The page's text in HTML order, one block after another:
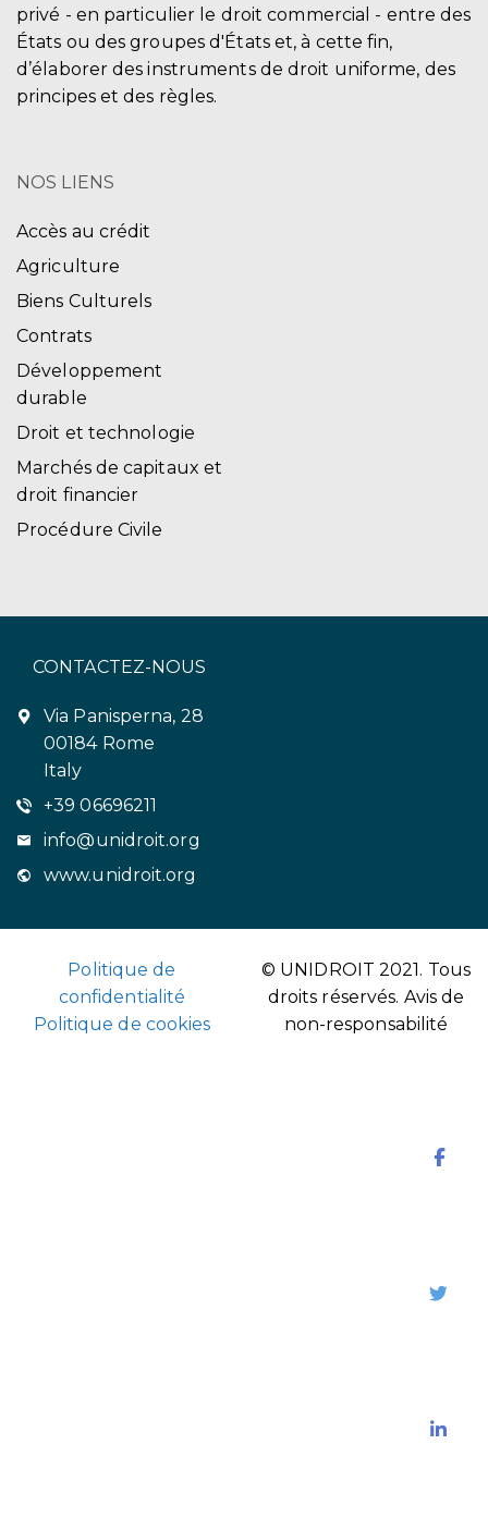
privé - en particulier le droit commercial - entre des
États ou des groupes d'États et, à cette fin,
d’élaborer des instruments de droit uniforme, des
principes et des règles.
NOS LIENS
Accès au crédit
Agriculture
Biens Culturels
Contrats
Développement
durable
Droit et technologie
Marchés de capitaux et
droit financier
Procédure Civile
CONTACTEZ-NOUS
Via Panisperna, 28
00184 Rome
Italy
+39 06696211
info@unidroit.org
www.unidroit.org
Politique de
confidentialité
Politique de cookies
© UNIDROIT 2021. Tous
droits réservés. Avis de
non-responsabilité